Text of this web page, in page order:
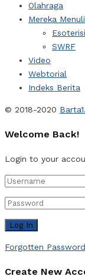
Olahraga
Mereka
SWRF
Video
Webtorial
Indeks Berita
© 2018-2020
Welcome Back!
Login to your
Forgotten
Create New